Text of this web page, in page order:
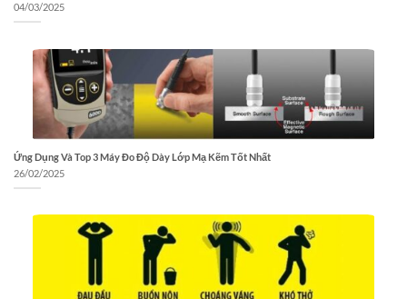
04/03/2025
Ứng Dụng Và Top 3 Máy Đo Độ Dày Lớp Mạ Kẽm Tốt Nhất
26/02/2025